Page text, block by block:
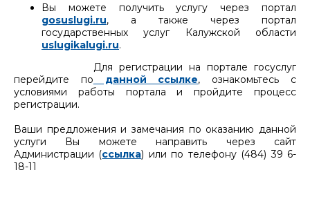
Вы можете получить услугу через портал
gosuslugi.ru, а также через портал
государственных услуг Калужской области
uslugikalugi.ru.
Для регистрации на портале госуслуг
перейдите по данной ссылке, ознакомьтесь с
условиями работы портала и пройдите процесс
регистрации.
Ваши предложения и замечания по оказанию данной
услуги Вы можете направить через сайт
Администрации (ссылка) или по телефону (484) 39 6-
18-11